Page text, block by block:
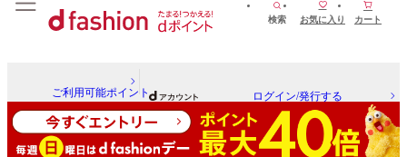
検索 お気に入り カート
ご利用可能ポイント ログイン/発行する